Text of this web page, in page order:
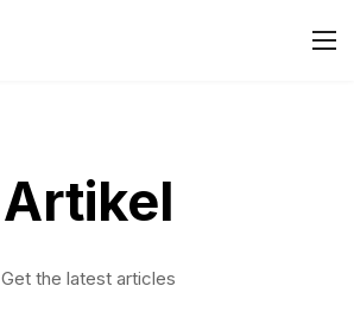
Artikel
Get the latest articles